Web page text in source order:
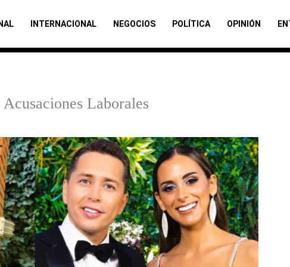
INTERNACIONAL NEGOCIOS POLÍTICA OPINIÓN
Laborales